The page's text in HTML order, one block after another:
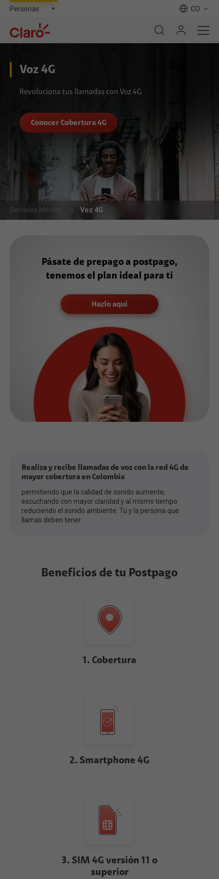
CO
Voz 4G
Revoluciona tus llamadas con Voz 4G
Conocer Cobertura 4G
Servicios Móviles Voz 4G
Pásate de prepago a postpago,
tenemos el plan ideal para ti
Hazlo aquí
Realiza y recibe llamadas de voz con la red 4G de
mayor cobertura en Colombia
permitiendo que la calidad de sonido aumente,
escuchando con mayor claridad y al mismo tiempo
reduciendo el sonido ambiente. Tú y la persona que
llamas deben tener:
Beneficios de tu Postpago
1. Cobertura
2. Smartphone 4G
3. SIM 4G versión 11 o
superior